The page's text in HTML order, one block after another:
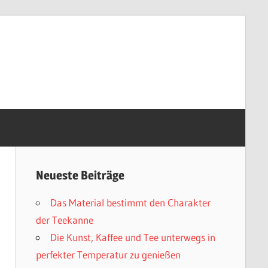
Neueste Beiträge
Das Material bestimmt den Charakter
der Teekanne
Die Kunst, Kaffee und Tee unterwegs in
perfekter Temperatur zu genießen